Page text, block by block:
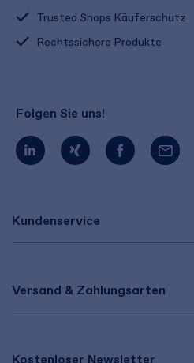
Kundenservice
Versand & Zahlungsarten
Kostenloser Newsletter
Trusted Shops Käuferschutz
Rechtssichere Produkte
Folgen Sie uns!